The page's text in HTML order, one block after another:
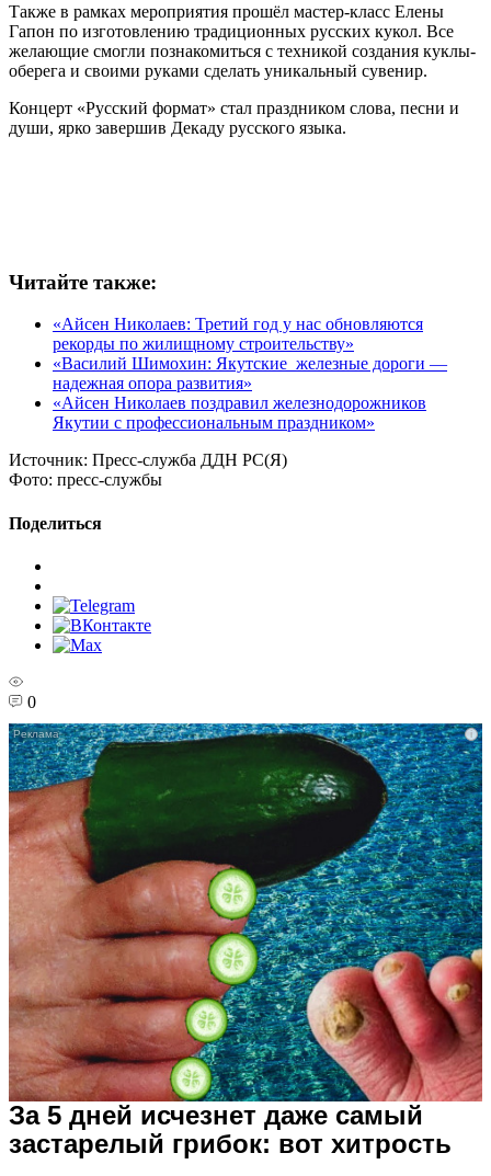
Также в рамках мероприятия прошёл мастер-класс Елены
Гапон по изготовлению традиционных русских кукол. Все
желающие смогли познакомиться с техникой создания куклы-
оберега и своими руками сделать уникальный сувенир.
Концерт «Русский формат» стал праздником слова, песни и
души, ярко завершив Декаду русского языка.
Читайте также:
«Айсен Николаев: Третий год у нас обновляются
рекорды по жилищному строительству»
«Василий Шимохин: Якутские железные дороги —
надежная опора развития»
«Айсен Николаев поздравил железнодорожников
Якутии с профессиональным праздником»
Источник: Пресс-служба ДДН РС(Я)
Фото: пресс-службы
Поделиться
0
i
За 5 дней исчезнет даже самый
застарелый грибок: вот хитрость